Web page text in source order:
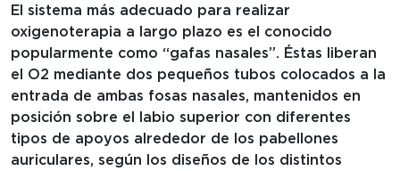
El sistema más adecuado para realizar
oxigenoterapia a largo plazo es el conocido
popularmente como “gafas nasales”. Éstas liberan
el O2 mediante dos pequeños tubos colocados a la
entrada de ambas fosas nasales, mantenidos en
posición sobre el labio superior con diferentes
tipos de apoyos alrededor de los pabellones
auriculares, según los diseños de los distintos